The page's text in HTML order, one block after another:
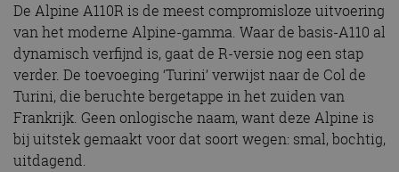
De Alpine A110R is de meest compromisloze uitvoering
van het moderne Alpine-gamma. Waar de basis-A110 al
dynamisch verfijnd is, gaat de R-versie nog een stap
verder. De toevoeging ‘Turini’ verwijst naar de Col de
Turini, die beruchte bergetappe in het zuiden van
Frankrijk. Geen onlogische naam, want deze Alpine is
bij uitstek gemaakt voor dat soort wegen: smal, bochtig,
uitdagend.